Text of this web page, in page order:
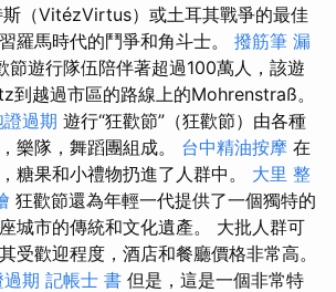
斯（VitézVirtus）或土耳其戰爭的最佳
羅馬時代的鬥爭和角斗士。 撥筋筆 漏
節遊行隊伍陪伴著超過100萬人，該遊
越過市區的路線上的Mohrenstraß。
證過期 遊行“狂歡節”（狂歡節）由各種
樂隊，舞蹈團組成。 台中精油按摩 在
糖果和小禮物扔進了人群中。 大里 整
狂歡節還為年輕一代提供了一個獨特的
城市的傳統和文化遺產。 大批人群可
受歡迎程度，酒店和餐廳價格非常高。
過期 記帳士 書 但是，這是一個非常特